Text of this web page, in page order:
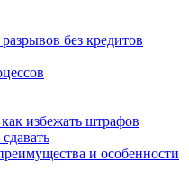
без кредитов
избежать штрафов
и особенности